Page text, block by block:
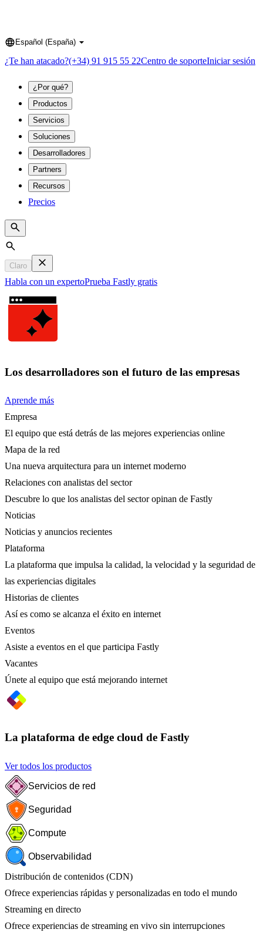
Language
Español (España)
¿Te han atacado?(+34) 91 915 55 22Centro de soporteIniciar sesión
¿Por qué?
Productos
Servicios
Soluciones
Desarrolladores
Partners
Recursos
Precios
Search
Claro
Habla con un expertoPrueba Fastly gratis
Los desarrolladores son el futuro de las empresas
Aprende más
Empresa
El equipo que está detrás de las mejores experiencias online
Mapa de la red
Una nueva arquitectura para un internet moderno
Relaciones con analistas del sector
Descubre lo que los analistas del sector opinan de Fastly
Noticias
Noticias y anuncios recientes
Plataforma
La plataforma que impulsa la calidad, la velocidad y la seguridad de
las experiencias digitales
Historias de clientes
Así es como se alcanza el éxito en internet
Eventos
Asiste a eventos en el que participa Fastly
Vacantes
Únete al equipo que está mejorando internet
La plataforma de edge cloud de Fastly
Ver todos los productos
Servicios de red
Seguridad
Compute
Observabilidad
Distribución de contenidos (CDN)
Ofrece experiencias rápidas y personalizadas en todo el mundo
Streaming en directo
Ofrece experiencias de streaming en vivo sin interrupciones